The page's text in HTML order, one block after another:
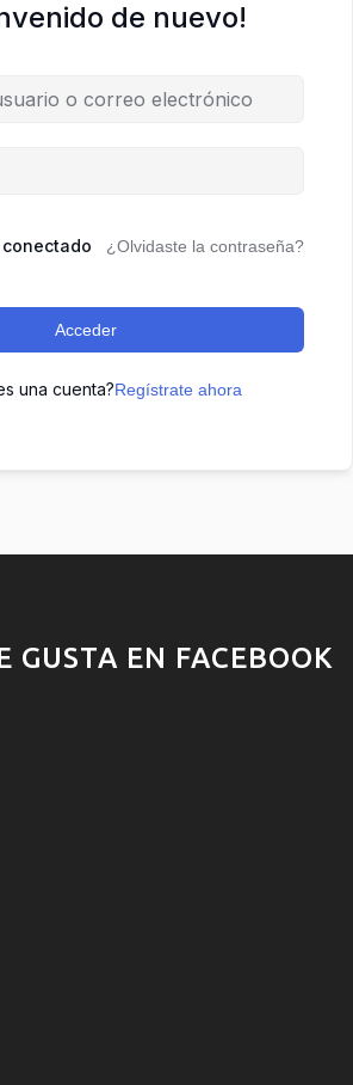
de nuevo!
¿Olvidaste la contraseña?
Acceder
una cuenta?Regístrate ahora
GUSTA EN FACEBOOK